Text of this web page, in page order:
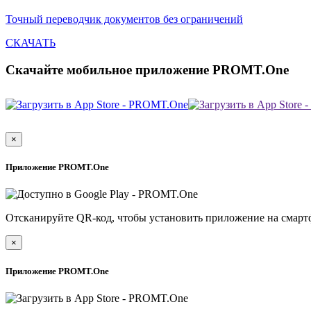
Точный переводчик документов без ограничений
СКАЧАТЬ
Скачайте мобильное приложение PROMT.One
×
Приложение PROMT.One
Отсканируйте QR-код, чтобы установить приложение на
×
Приложение PROMT.One